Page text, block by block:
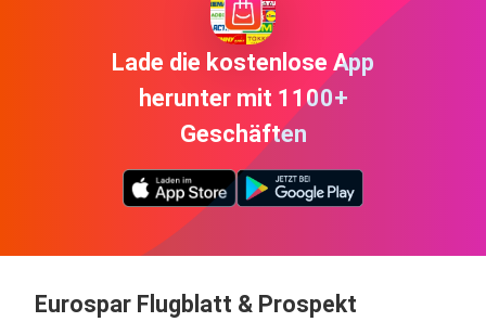
Lade die kostenlose App
herunter mit 1100+
Geschäften
Eurospar Flugblatt & Prospekt